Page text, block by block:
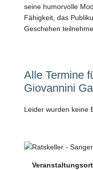
seine humorvolle
Fähigkeit, das
Geschehen
Alle Termine
Giovannini
Leider wurden keine
Veranstaltungsort